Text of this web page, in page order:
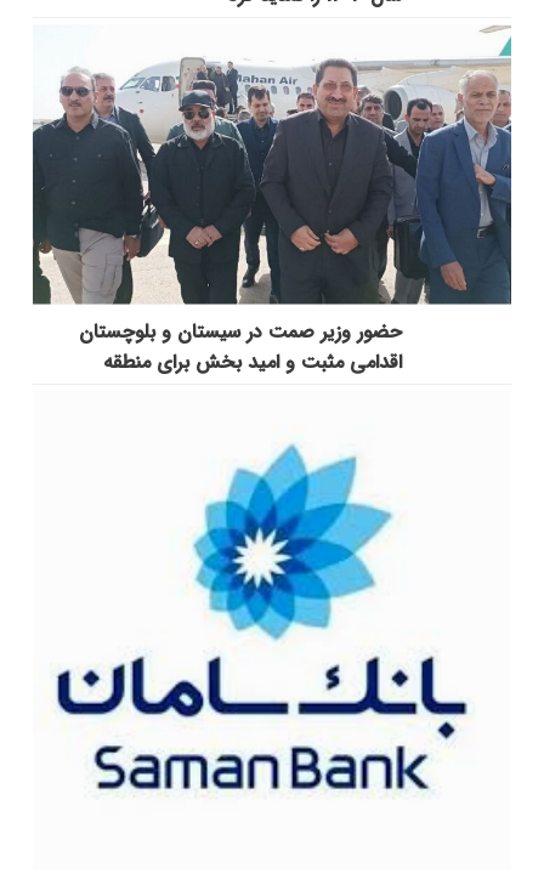
حضور وزیر صمت در سیستان و بلوچستان
اقدامی مثبت و امید بخش برای منطقه